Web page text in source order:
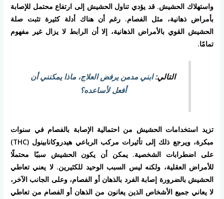
واستهلاك الحشيش. قد يؤدي تناول الحشيش إلى ارتفاع محتمل للإصابة
بأمراض ذهانية، مثل الفصام. رغم أن هناك أدلة كثيرة تثبت صلة
الحشيش القوي بالأمراض الذهانية، إلا أن الرابط لا يزال غير مفهوم
تمامًا.
التالي:ابني مدمن يرفض العلاج، ماذا يمكنني أن
أفعل لأساعده؟
تزيد استخدامات الحشيش من احتمالية الإصابة بالفصام في سنوات
مبكرة، ويرجع ذلك إلى تأثيرات مركب الرباعي هيدروكانابينول (THC)
على اضطرابات الشخصية. يمكن أن يكون الحشيش سببًا محتملًا
للأمراض العقلية، ولكنه ليس السبب الوحيد للكثيرين. لا يعني تعاطي
الحشيش بالضرورة إصابة الفرد بالذهان أو الفصام، وعلى الجانب الآخر،
لا يعاني جميع الأشخاص الذين يعانون من الذهان أو الفصام من تعاطي